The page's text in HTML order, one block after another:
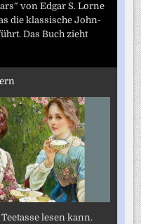
von Edgar S. Lorne
die klassische John-
Das Buch zieht
lesen kann.